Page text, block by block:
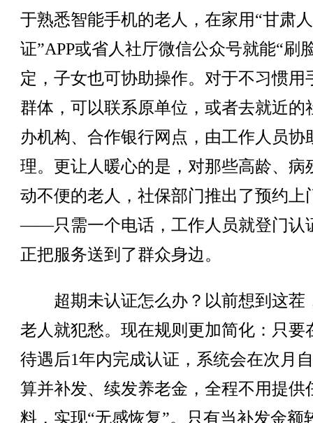
于熟悉智能手机的老人，在家用“甘肃
证”APP或省人社厅微信公众号就能“刷
定，子女也可协助操作。对于不习惯用
群体，可以联系原单位，或者去就近的
办机构、合作银行网点，由工作人员协
理。更让人暖心的是，对那些高龄、病
动不便的老人，社保部门推出了预约上
——只需一个电话，工作人员就登门认
正把服务送到了群众身边。
超期未认证怎么办？以前想到这茬
老人就犯愁。现在规则更加简化：只要
待遇后1年内完成认证，系统会在次月
算并补发、续发养老金，全程不用提供
料，实现“无感恢复”。只有当补发金额